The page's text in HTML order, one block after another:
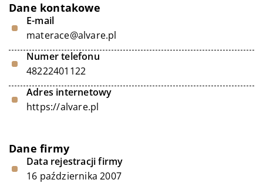
Dane kontakowe
E-mail
materace@alvare.pl
Numer telefonu
48222401122
Adres internetowy
https://alvare.pl
Dane firmy
Data rejestracji firmy
16 października 2007